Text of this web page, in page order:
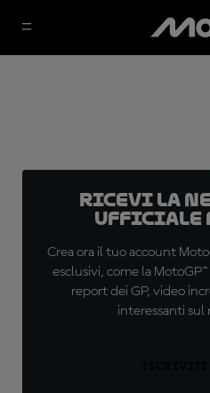
Ricevi la
ufficiale
Crea ora il tuo account
esclusivi, come la
report dei GP, video
interessanti sul